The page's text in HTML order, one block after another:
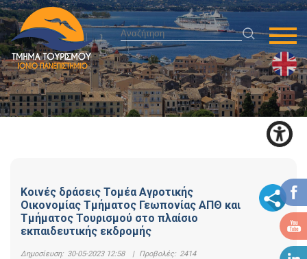
Κοινές δράσεις Τομέα Αγροτικής
Οικονομίας Τμήματος Γεωπονίας ΑΠΘ και
Τμήματος Τουρισμού στο πλαίσιο
εκπαιδευτικής εκδρομής
Δημοσίευση: 30-05-2023 12:58 | Προβολές: 2414